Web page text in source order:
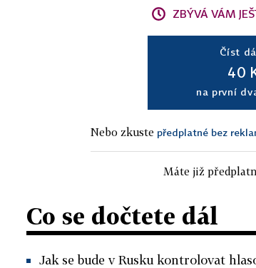
ZBÝVÁ VÁM
Číst
40
na první
Nebo zkuste předplatné bez
Máte již
Co se dočtete dál
Jak se bude v Rusku kontrolovat